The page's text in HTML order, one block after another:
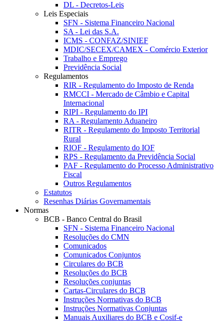
DL - Decretos-Leis
Leis Especiais
SFN - Sistema Financeiro Nacional
SA - Lei das S.A.
ICMS - CONFAZ/SINIEF
MDIC/SECEX/CAMEX - Comércio Exterior
Trabalho e Emprego
Previdência Social
Regulamentos
RIR - Regulamento do Imposto de Renda
RMCCI - Mercado de Câmbio e Capital
Internacional
RIPI - Regulamento do IPI
RA - Regulamento Aduaneiro
RITR - Regulamento do Imposto Territorial
Rural
RIOF - Regulamento do IOF
RPS - Regulamento da Previdência Social
PAF - Regulamento do Processo Administrativo
Fiscal
Outros Regulamentos
Estatutos
Resenhas Diárias Governamentais
Normas
BCB - Banco Central do Brasil
SFN - Sistema Financeiro Nacional
Resoluções do CMN
Comunicados
Comunicados Conjuntos
Circulares do BCB
Resoluções do BCB
Resoluções conjuntas
Cartas-Circulares do BCB
Instruções Normativas do BCB
Instruções Normativas Conjuntas
Manuais Auxiliares do BCB e Cosif-e